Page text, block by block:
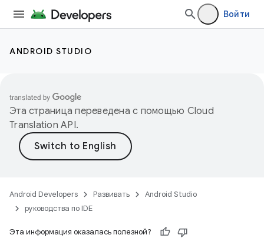
Войти
ANDROID STUDIO
Эта страница переведена с помощью Cloud
Translation API.
Android Developers Развивать
Android Studio
руководства по IDE
Эта информация оказалась полезной?